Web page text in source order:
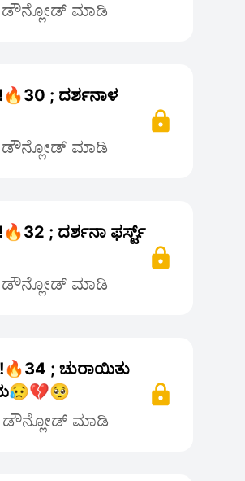
ಡೌನ್ಲೋಡ್ ಮಾಡಿ
; ದರ್ಶನಾಳ
ಡೌನ್ಲೋಡ್ ಮಾಡಿ
; ದರ್ಶನಾ ಫರ್ಸ್ಟ್
ಡೌನ್ಲೋಡ್ ಮಾಡಿ
; ಚುರಾಯಿತು
ಡೌನ್ಲೋಡ್ ಮಾಡಿ